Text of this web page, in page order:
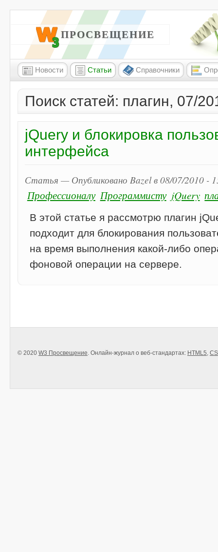
W3 ПРОСВЕЩЕНИЕ
Новости Статьи Справочники
Поиск статей: плагин, 07/
jQuery и блокировка
интерфейса
Статья — Опубликовано Bazel в 08/07/2010 -
Профессионалу Программисту jQuery
В этой статье я рассмотрю плагин
подходит для блокирования
на время выполнения какой-либо
фоновой операции на сервере.
© 2020 W3 Просвещение. Онлайн-журнал о веб-стандартах: HTML5,